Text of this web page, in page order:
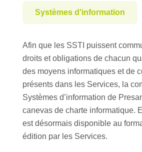
Systèmes d'information
Afin que les SSTI puissent
droits et obligations de chacun
des moyens informatiques et de
présents dans les Services, la
Systèmes d’information de
canevas de charte informatique.
est désormais disponible au
édition par les Services.